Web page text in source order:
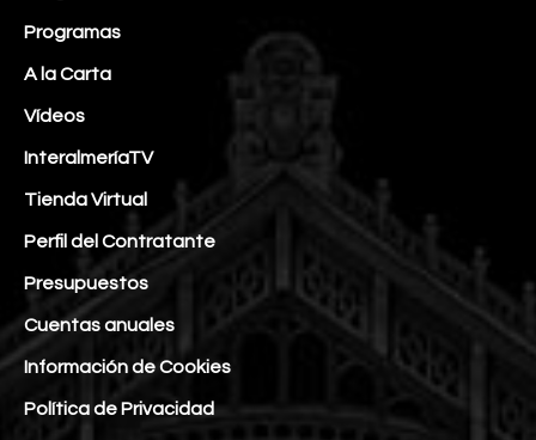
Programas
A la Carta
Vídeos
InteralmeríaTV
Tienda Virtual
Perfil del Contratante
Presupuestos
Cuentas anuales
Información de Cookies
Política de Privacidad